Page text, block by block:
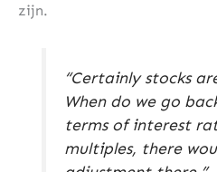
zijn.
“Certainly stocks
When do we go
terms of interest
multiples, there